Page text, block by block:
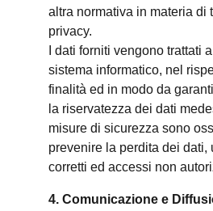
altra normativa in materia di
privacy.
I dati forniti vengono trattati
sistema informatico, nel
finalità ed in modo da
la riservatezza dei dati
misure di sicurezza sono
prevenire la perdita dei dati,
corretti ed accessi non
4. Comunicazione e